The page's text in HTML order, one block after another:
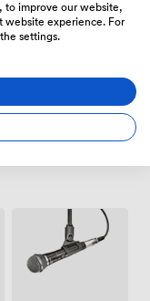
den
to improve our website,
website experience. For
settings.